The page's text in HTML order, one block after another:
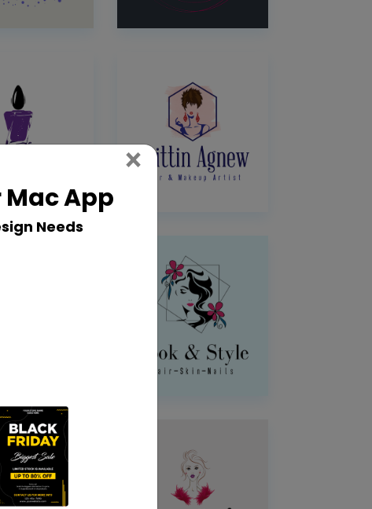
App
Needs
× Close